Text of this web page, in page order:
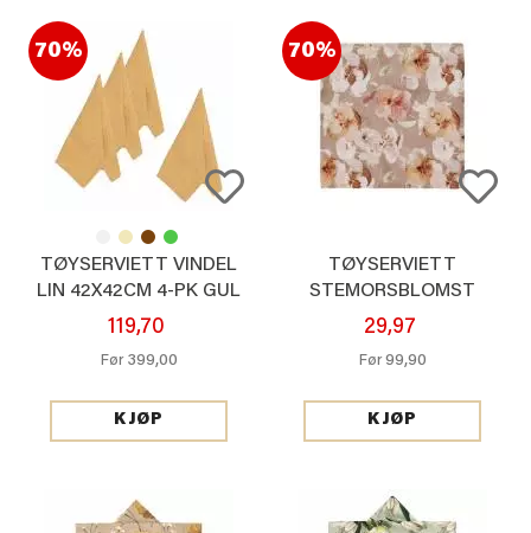
70%
TØYSERVIETT VINDEL
LIN 42X42CM 4-PK GUL
119,70
Før 399,00
KJØP
70%
TØYSERVIETT
STEMORSBLOMST
40X40CM
29,97
Før99,90
KJØP